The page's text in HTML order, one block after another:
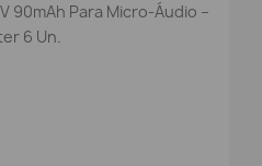
90mAh Para Micro-Áudio –
6 Un.